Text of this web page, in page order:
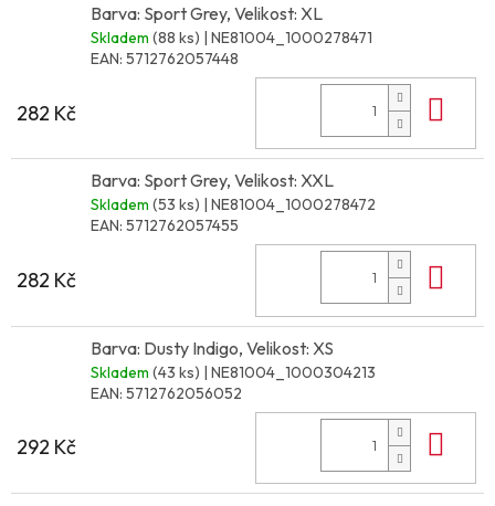
Barva: Sport Grey, Velikost: XL
Skladem (88 ks) | NE81004_1000278471
EAN: 5712762057448
282 Kč
Barva: Sport Grey, Velikost: XXL
Skladem (53 ks) | NE81004_1000278472
EAN: 5712762057455
282 Kč
Barva: Dusty Indigo, Velikost: XS
Skladem (43 ks) | NE81004_1000304213
EAN: 5712762056052
292 Kč